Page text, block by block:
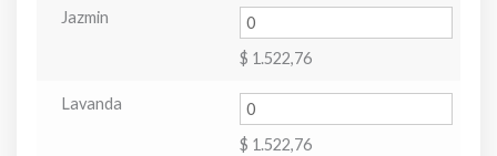
Jazmin
$ 1.522,76
Lavanda
$ 1.522,76